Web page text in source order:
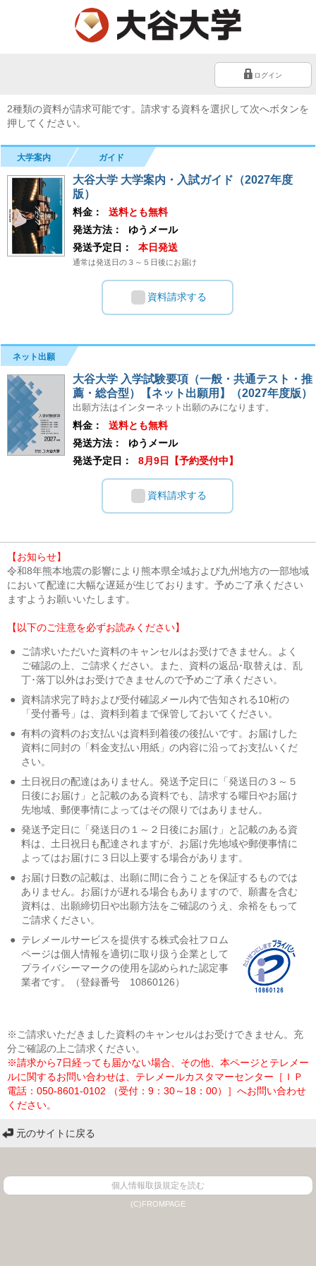
ログイン
2種類の資料が請求可能です。請求する資料を選択して次へボタンを
押してください。
大学案内 ガイド
大谷大学 大学案内・入試ガイド（2027年度
版）
料金：
送料とも無料
発送方法：
ゆうメール
発送予定日：
本日発送
通常は発送日の３～５日後にお届け
資料請求する
ネット出願
大谷大学 入学試験要項（一般・共通テスト・推
薦・総合型）【ネット出願用】（2027年度版）
出願方法はインターネット出願のみになります。
料金：
送料とも無料
発送方法：
ゆうメール
発送予定日：
8月9日【予約受付中】
資料請求する
【お知らせ】
令和8年熊本地震の影響により熊本県全域および九州地方の一部地域
において配達に大幅な遅延が生じております。予めご了承ください
ますようお願いいたします。
【以下のご注意を必ずお読みください】
●
ご請求いただいた資料のキャンセルはお受けできません。よく
ご確認の上、ご請求ください。また、資料の返品･取替えは、乱
丁･落丁以外はお受けできませんので予めご了承ください。
● 資料請求完了時および受付確認メール内で告知される10桁の
「受付番号」は、資料到着まで保管しておいてください。
● 有料の資料のお支払いは資料到着後の後払いです。お届けした
資料に同封の「料金支払い用紙」の内容に沿ってお支払いくだ
さい。
● 土日祝日の配達はありません。発送予定日に「発送日の３～５
日後にお届け」と記載のある資料でも、請求する曜日やお届け
先地域、郵便事情によってはその限りではありません。
● 発送予定日に「発送日の１～２日後にお届け」と記載のある資
料は、土日祝日も配達されますが、お届け先地域や郵便事情に
よってはお届けに３日以上要する場合があります。
● お届け日数の記載は、出願に間に合うことを保証するものでは
ありません。お届けが遅れる場合もありますので、願書を含む
資料は、出願締切日や出願方法をご確認のうえ、余裕をもって
ご請求ください。
● テレメールサービスを提供する株式会社フロム
ページは個人情報を適切に取り扱う企業として
プライバシーマークの使用を認められた認定事
業者です。（登録番号 10860126）
※ご請求いただきました資料のキャンセルはお受けできません。充
分ご確認の上ご請求ください。
※請求から7日経っても届かない場合、その他、本ページとテレメー
ルに関するお問い合わせは、テレメールカスタマーセンター［ＩＰ
電話：050-8601-0102 （受付：9：30～18：00）］へお問い合わせ
ください。
元のサイトに戻る
個人情報取扱規定を読む
(C)FROMPAGE